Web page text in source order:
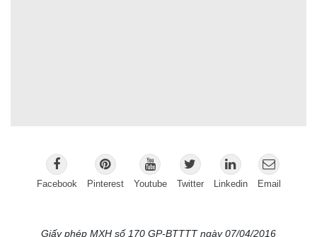
Facebook Pinterest Youtube Twitter Linkedin Email
Giấy phép MXH số 170 GP-BTTTT ngày 07/04/2016